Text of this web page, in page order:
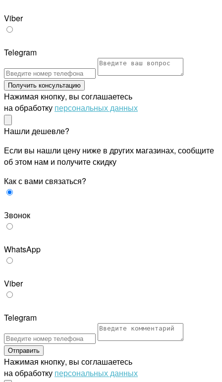
Viber
Telegram
Получить консультацию
Нажимая кнопку, вы соглашаетесь
на обработку персональных данных
Нашли дешевле?
Если вы нашли цену ниже в других магазинах, сообщите
об этом нам и получите скидку
Как с вами связаться?
Звонок
WhatsApp
Viber
Telegram
Отправить
Нажимая кнопку, вы соглашаетесь
на обработку персональных данных